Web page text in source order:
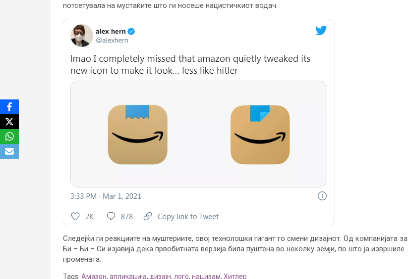
потсетувала на мустаќите што ги носеше нацистичкиот водач.
Следејќи ги реакциите на муштериите, овој технолошки гигант го смени дизајнот. Од компанијата за
Би – Би – Си изјавија дека првобитната верзија била пуштена во неколку земји, по што ја извршиле
промената.
Tags: Амазон, апликација, дизајн, лого, нацизам, Хитлер